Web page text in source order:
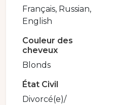
Français, Russian,
English
Couleur des
cheveux
Blonds
État Civil
Divorcé(e)/